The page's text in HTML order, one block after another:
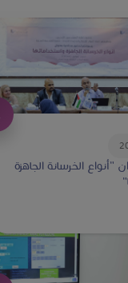
"أنواع الخرسانة الجاهزة